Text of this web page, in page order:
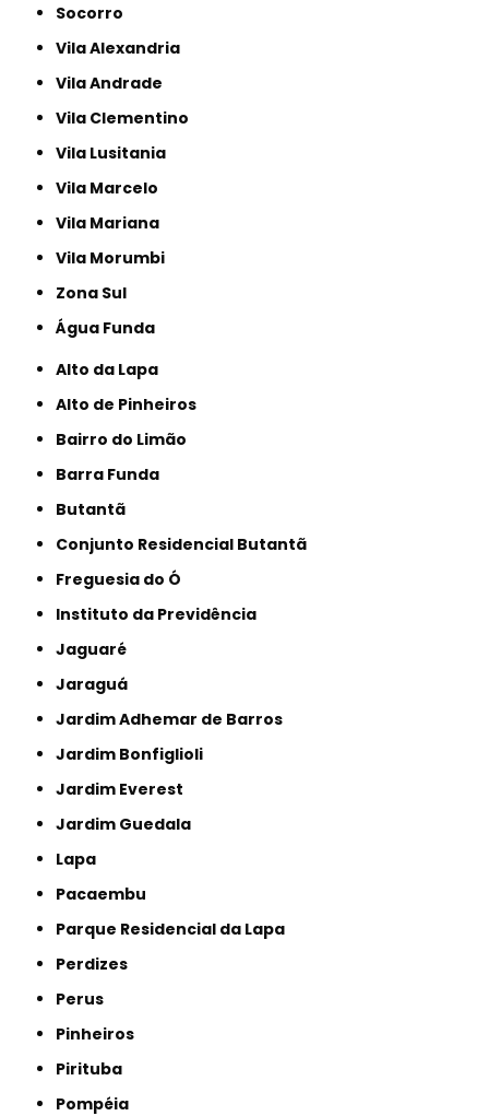
Socorro
Vila Alexandria
Vila Andrade
Vila Clementino
Vila Lusitania
Vila Marcelo
Vila Mariana
Vila Morumbi
Zona Sul
Água Funda
Alto da Lapa
Alto de Pinheiros
Bairro do Limão
Barra Funda
Butantã
Conjunto Residencial Butantã
Freguesia do Ó
Instituto da Previdência
Jaguaré
Jaraguá
Jardim Adhemar de Barros
Jardim Bonfiglioli
Jardim Everest
Jardim Guedala
Lapa
Pacaembu
Parque Residencial da Lapa
Perdizes
Perus
Pinheiros
Pirituba
Pompéia